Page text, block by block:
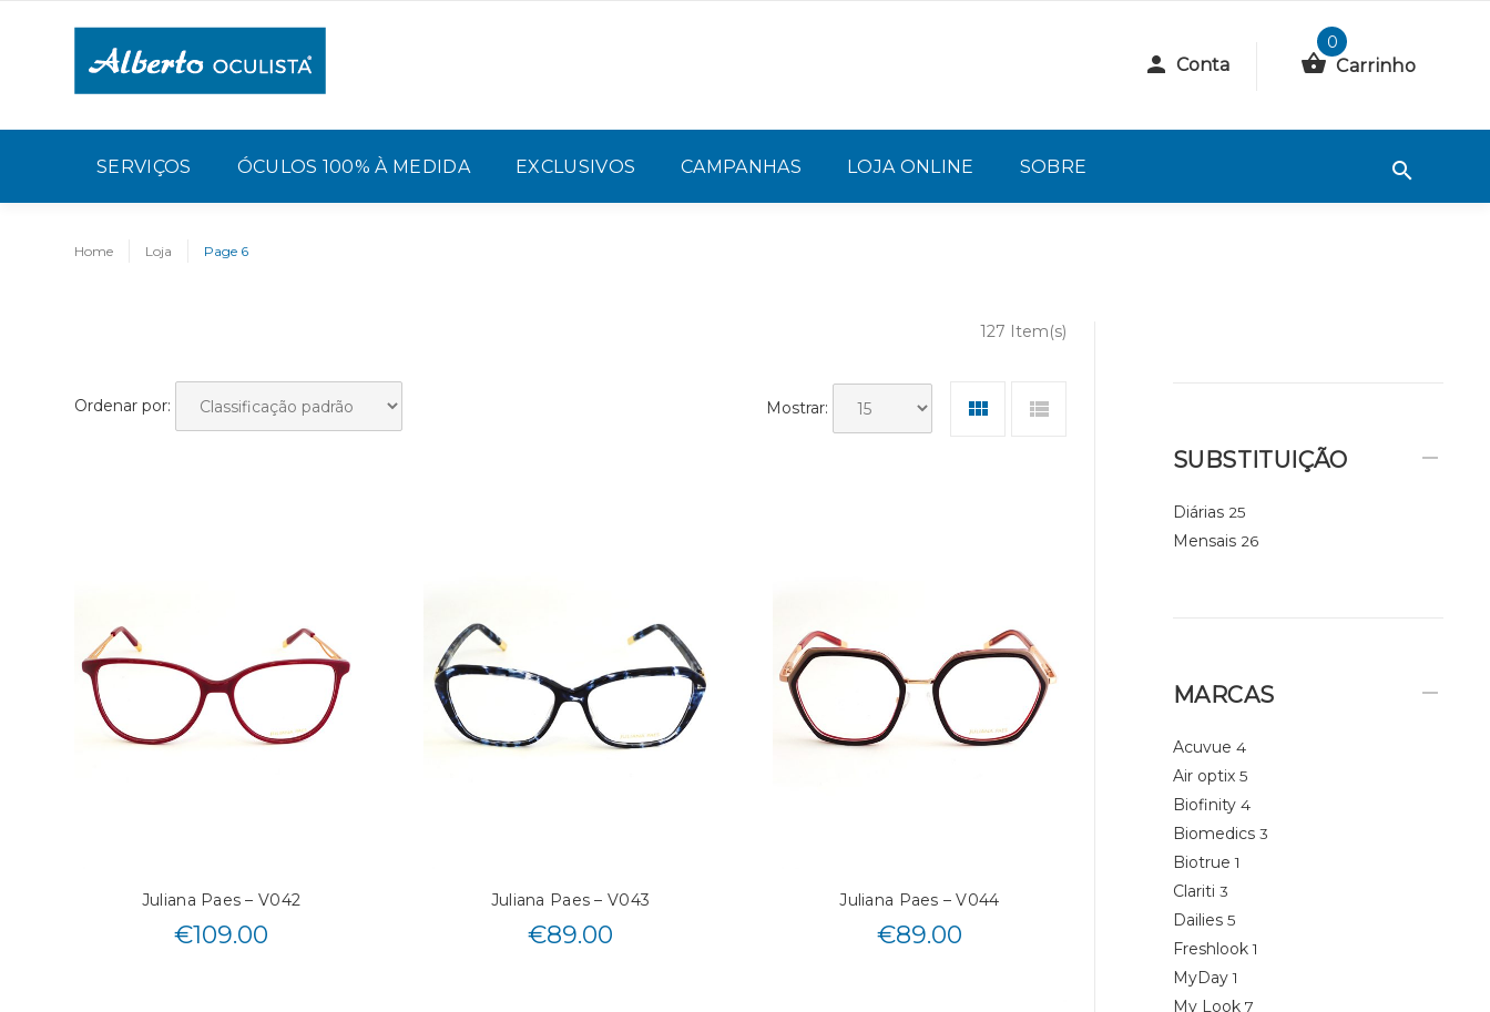
Conta
0
Carrinho
SERVIÇOS ÓCULOS 100% À MEDIDA EXCLUSIVOS CAMPANHAS LOJA ONLINE SOBRE
Home Loja Page 6
127 Item(s)
Ordenar por: Mostrar:
Juliana Paes – V042
€109.00
Juliana Paes – V043
€89.00
Juliana Paes – V044
€89.00
SUBSTITUIÇÃO
Diárias 25
Mensais 26
MARCAS
Acuvue 4
Air optix 5
Biofinity 4
Biomedics 3
Biotrue 1
Clariti 3
Dailies 5
Freshlook 1
MyDay 1
My Look 7